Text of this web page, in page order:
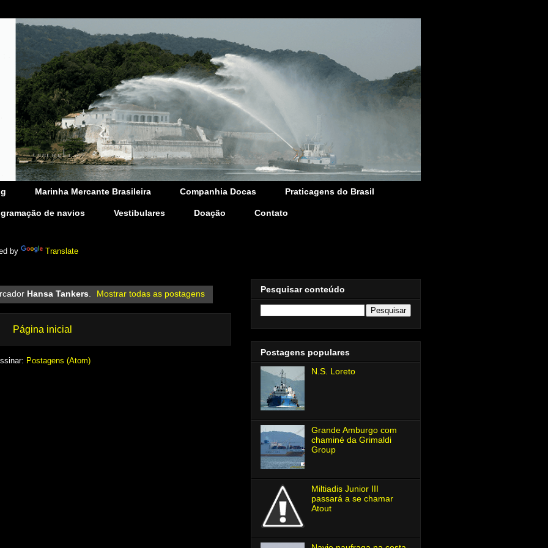
Marinha Mercante Brasileira Companhia Docas Praticagens do Brasil
de navios Vestibulares Doação Contato
by Translate
Hansa Tankers. Mostrar todas as postagens
Página inicial
Postagens (Atom)
Pesquisar conteúdo
Postagens populares
N.S. Loreto
Grande Amburgo com
chaminé da Grimaldi
Group
Miltiadis Junior Ⅲ
passará a se chamar
Atout